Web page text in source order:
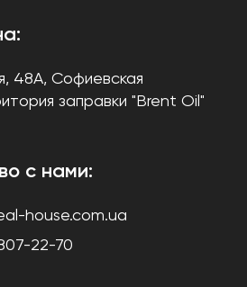
48А, Софиевская
заправки "Brent Oil"
с нами:
house.com.ua
22-70